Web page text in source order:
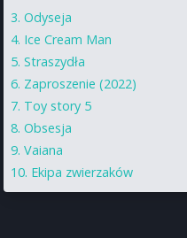
Odyseja
Ice Cream Man
Straszydła
Zaproszenie (2022)
Toy story 5
Obsesja
Vaiana
Ekipa zwierzaków